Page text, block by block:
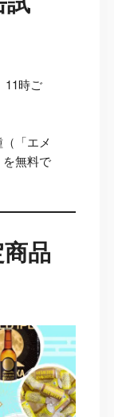
11時ご
「エメ
無料で
品